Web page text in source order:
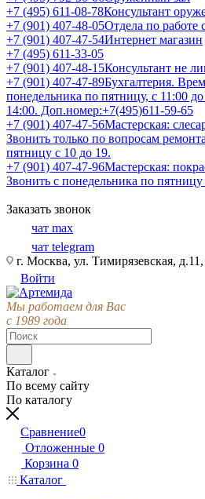
+7 (495) 611-08-78Консультант
+7 (901) 407-48-05Отдела по
+7 (901) 407-47-54Интернет магазин
+7 (495) 611-33-05
+7 (901) 407-48-15Консультант не
+7 (901) 407-47-89Бухгалтерия.
понедельника по пятницу, с 11:00
14:00. Доп.номер:+7(495)611-59-65
+7 (901) 407-47-56Мастерская:
Звонить только по вопросам
пятницу с 10 до 19.
+7 (901) 407-47-96Мастерская:
Звонить с понедельника по пятницу
Заказать звонок
чат max
чат telegram
г. Москва, ул. Тимирязевская, д.11,
Войти
Мы работаем для Вас
с 1989 года
Каталог
По всему сайту
По каталогу
Сравнение0
Отложенные 0
Корзина 0
Каталог